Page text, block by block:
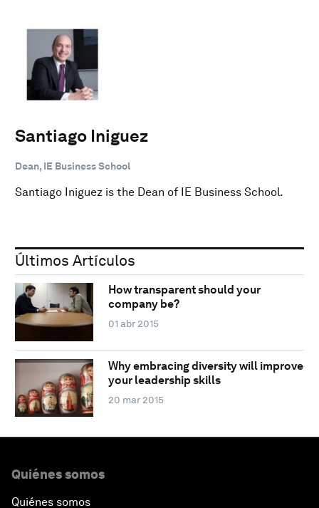
Santiago Iniguez
Dean, IE Business School
Santiago Iniguez is the Dean of IE Business School.
Últimos Artículos
How transparent should your
company be?
01 abr 2015
Why embracing diversity will improve
your leadership skills
20 mar 2015
Quiénes somos
Quiénes somos